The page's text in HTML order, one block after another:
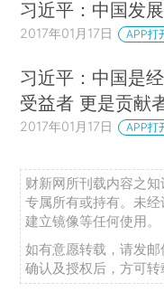
习近平：中国发
2017年01月17日 APP打
习近平：中国是
受益者 更是贡献
2017年01月17日 APP打
财新网所刊载内容之
专属所有或持有。未
建立镜像等任何使用。
如有意愿转载，请发邮
确认及授权后，方可转